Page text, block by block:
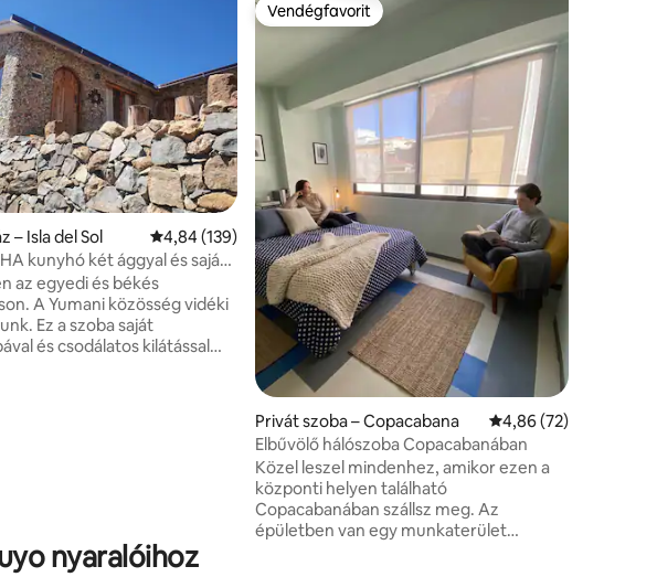
5 vélemény
– Isla del Sol Átlagos értékelés: 5/4,84, 139 vélemény
4,84 (139)
kunyhó két ággyal és saját
az egyedi és békés
A Yumani közösség vidéki
Ez a szoba saját
és csodálatos kilátással
Vendégfavorit
Vendégfavorit
Privát szoba – Copacabana Átlagos értékelés: 5/
4,86 (72)
Elbűvölő hálószoba Copacabanában
Közel leszel mindenhez, amikor ezen a
központi helyen található
Copacabanában szállsz meg. Az
épületben van egy munkaterület
nyaralóihoz